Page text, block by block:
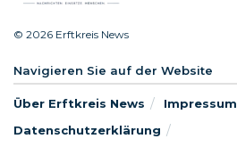
© 2026 Erftkreis News
Navigieren Sie auf der Website
Über Erftkreis News
Impressum
Datenschutzerklärung